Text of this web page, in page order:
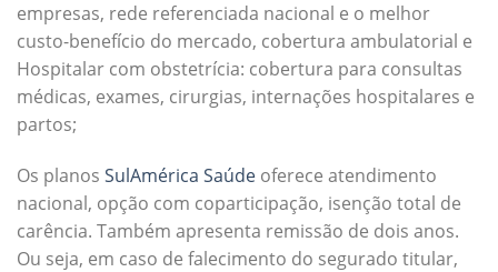
empresas, rede referenciada nacional e o melhor
custo-benefício do mercado, cobertura ambulatorial e
Hospitalar com obstetrícia: cobertura para consultas
médicas, exames, cirurgias, internações hospitalares e
partos;
Os planos SulAmérica Saúde oferece atendimento
nacional, opção com coparticipação, isenção total de
carência. Também apresenta remissão de dois anos.
Ou seja, em caso de falecimento do segurado titular,